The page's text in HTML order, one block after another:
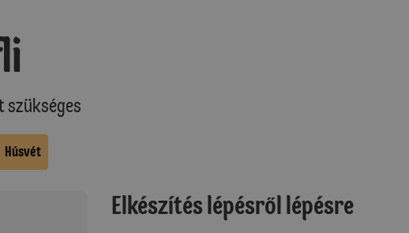
szükséges
Húsvét
Elkészítés lépésről lépésre